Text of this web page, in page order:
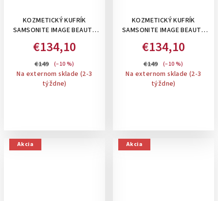
KOZMETICKÝ KUFRÍK
SAMSONITE IMAGE BEAUTY
€134,10
€149 (–10 %)
Na externom sklade (2-3
týždne)
KOZMETICKÝ KUFRÍK
SAMSONITE IMAGE BEAUTY
€134,10
€149 (–10 %)
Na externom sklade (2-3
týždne)
Akcia Akcia